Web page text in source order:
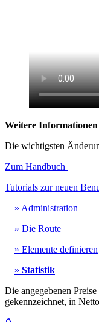
Weitere Informationen
Die wichtigsten
Zum Handbuch
Tutorials zur neuen
» Administration
» Die Route
» Elemente definieren
» Statistik
Die angegebenen
gekennzeichnet, in